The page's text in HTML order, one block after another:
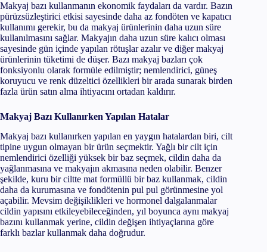
Makyaj bazı kullanmanın ekonomik faydaları da vardır. Bazın
pürüzsüzleştirici etkisi sayesinde daha az fondöten ve kapatıcı
kullanımı gerekir, bu da makyaj ürünlerinin daha uzun süre
kullanılmasını sağlar. Makyajın daha uzun süre kalıcı olması
sayesinde gün içinde yapılan rötuşlar azalır ve diğer makyaj
ürünlerinin tüketimi de düşer. Bazı makyaj bazları çok
fonksiyonlu olarak formüle edilmiştir; nemlendirici, güneş
koruyucu ve renk düzeltici özellikleri bir arada sunarak birden
fazla ürün satın alma ihtiyacını ortadan kaldırır.
Makyaj Bazı Kullanırken Yapılan Hatalar
Makyaj bazı kullanırken yapılan en yaygın hatalardan biri, cilt
tipine uygun olmayan bir ürün seçmektir. Yağlı bir cilt için
nemlendirici özelliği yüksek bir baz seçmek, cildin daha da
yağlanmasına ve makyajın akmasına neden olabilir. Benzer
şekilde, kuru bir ciltte mat formüllü bir baz kullanmak, cildin
daha da kurumasına ve fondötenin pul pul görünmesine yol
açabilir. Mevsim değişiklikleri ve hormonel dalgalanmalar
cildin yapısını etkileyebileceğinden, yıl boyunca aynı makyaj
bazını kullanmak yerine, cildin değişen ihtiyaçlarına göre
farklı bazlar kullanmak daha doğrudur.